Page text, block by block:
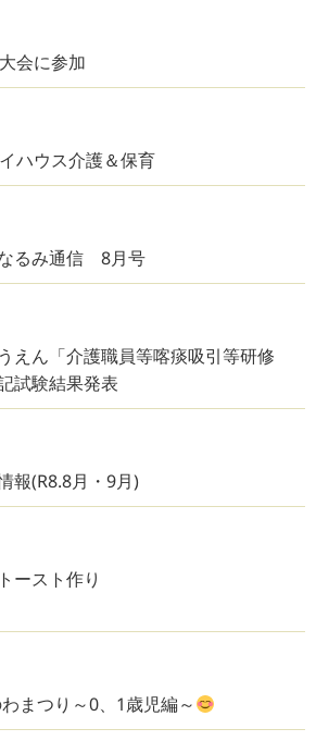
会に参加
ハウス介護＆保育
なるみ通信 8月号
ん「介護職員等喀痰吸引等研修
試験結果発表
報(R8.8月・9月)
ースト作り
まつり～0、1歳児編～